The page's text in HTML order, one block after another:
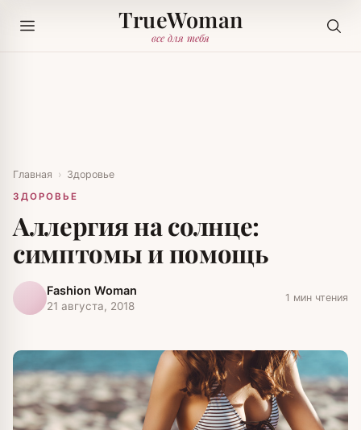
TrueWoman
все для тебя
Главная › Здоровье
ЗДОРОВЬЕ
Аллергия на солнце:
симптомы и помощь
Fashion Woman
21 августа, 2018
1 мин чтения